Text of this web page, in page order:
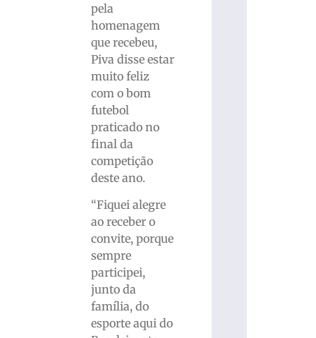
pela
homenagem
que recebeu,
Piva disse estar
muito feliz
com o bom
futebol
praticado no
final da
competição
deste ano.
“Fiquei alegre
ao receber o
convite, porque
sempre
participei,
junto da
família, do
esporte aqui do